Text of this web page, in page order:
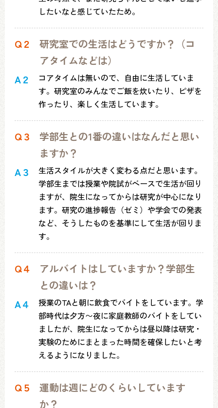
したいなと感じていたため。
Q２
研究室での生活はどうですか？（コ
アタイムなどは）
A２
コアタイムは無いので、自由に生活していま
す。研究室のみんなでご飯を炊いたり、ピザを
作ったり、楽しく生活しています。
Q３
学部生との1番の違いはなんだと思い
ますか？
A３
生活スタイルが大きく変わる点だと思います。
学部生までは授業や院試がベースで生活が回り
ますが、院生になってからは研究が中心になり
ます。研究の進捗報告（ゼミ）や学会での発表
など、そうしたものを基準にして生活が回りま
す。
Q４
アルバイトはしていますか？学部生
との違いは？
A４
授業のTAと朝に飲食でバイトをしています。学
部時代は夕方〜夜に家庭教師のバイトをしてい
ましたが、院生になってからは昼以降は研究・
実験のためにまとまった時間を確保したいと考
えるようになりました。
Q５
運動は週にどのくらいしています
か？